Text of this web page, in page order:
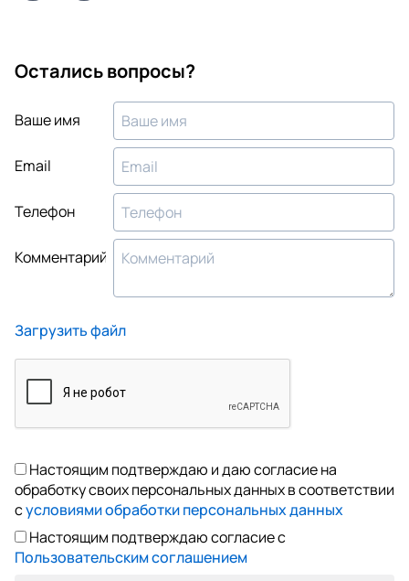
Остались вопросы?
Ваше имя
Email
Телефон
Комментарий
Загрузить файл
Настоящим подтверждаю и даю согласие на
обработку своих персональных данных в соответствии
сусловиями обработки персональных данных
Настоящим подтверждаю согласие с
Пользовательским соглашением